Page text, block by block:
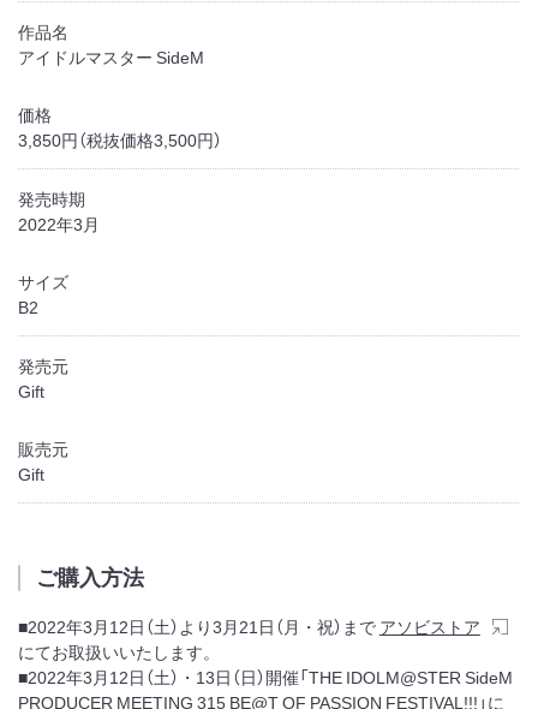
作品名
アイドルマスター SideM
価格
3,850円（税抜価格3,500円）
発売時期
2022年3月
サイズ
B2
発売元
Gift
販売元
Gift
ご購入方法
■2022年3月12日（土）より3月21日（月・祝）まで アソビストア
にてお取扱いいたします。
■2022年3月12日（土）・13日（日）開催「THE IDOLM@STER SideM
PRODUCER MEETING 315 BE@T OF PASSION FESTIVAL!!!」に